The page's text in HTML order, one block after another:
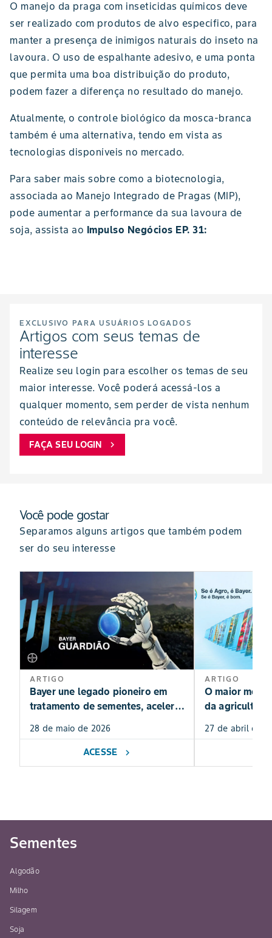
O manejo da praga com inseticidas químicos deve
ser realizado com produtos de alvo específico, para
manter a presença de inimigos naturais do inseto na
lavoura. O uso de espalhante adesivo, e uma ponta
que permita uma boa distribuição do produto,
podem fazer a diferença no resultado do manejo.
Atualmente, o controle biológico da mosca-branca
também é uma alternativa, tendo em vista as
tecnologias disponíveis no mercado.
Para saber mais sobre como a biotecnologia,
associada ao Manejo Integrado de Pragas (MIP),
pode aumentar a performance da sua lavoura de
soja, assista ao Impulso Negócios EP. 31:
EXCLUSIVO PARA USUÁRIOS LOGADOS
Artigos com seus temas de
interesse
Realize seu login para escolher os temas de seu
maior interesse. Você poderá acessá-los a
qualquer momento, sem perder de vista nenhum
conteúdo de relevância pra você.
FAÇA SEU LOGIN chevron_right
Você pode gostar
Separamos alguns artigos que também podem
ser do seu interesse
ARTIGO
Bayer une legado pioneiro em
tratamento de sementes, acelera
Brasil e celebra 15 anos do
SeedGrowth Center!
28 de maio de 2026
ACESSE chevron_right
ARTIGO
O maior
da agricultura
27 de abril de
Sementes
Algodão
Milho
Silagem
Soja